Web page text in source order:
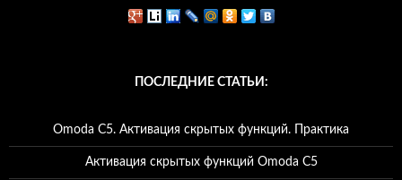
ПОСЛЕДНИЕ СТАТЬИ:
Omoda C5. Активация скрытых функций. Практика
Активация скрытых функций Omoda C5